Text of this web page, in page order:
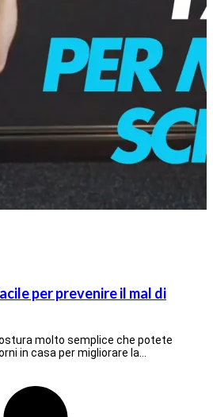
per prevenire il mal di
molto semplice che potete
in casa per migliorare la…